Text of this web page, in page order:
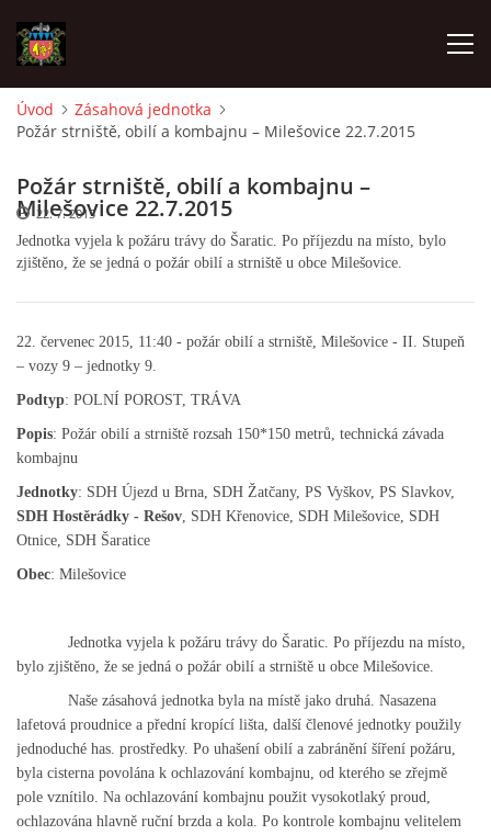
ÚVOD
O SBORU
POZVÁNKY
CO SE DĚLO?
MLADÍ HASIČI
ZÁSAHOVÁ JEDNOTKA
DRUŽSTVO MUŽŮ
VÝROČNÍ ZPRÁVY
DOTACE POSKYTNUTÁ Z ROZPOČTU JIHOMORAVSKÉHO
KRAJE
JEDNOTNÝ SYSTÉM VAROVÁNÍ A VYROZUMĚNÍ
Úvod
Zásahová jednotka
Požár strniště, obilí a kombajnu – Milešovice 22.7.2015
Požár strniště, obilí a kombajnu –
Milešovice 22.7.2015
Jednotka vyjela k požáru trávy do Šaratic. Po příjezdu na místo, bylo
zjištěno, že se jedná o požár obilí a strniště u obce Milešovice.
22. 7. 2015
22. červenec 2015, 11:40 - požár obilí a strniště, Milešovice - II. Stupeň
– vozy 9 – jednotky 9.
Podtyp: POLNÍ POROST, TRÁVA
Popis: Požár obilí a strniště rozsah 150*150 metrů, technická závada
kombajnu
Jednotky: SDH Újezd u Brna, SDH Žatčany, PS Vyškov, PS Slavkov,
SDH Hostěrádky - Rešov , SDH Křenovice, SDH Milešovice, SDH
Otnice, SDH Šaratice
Obec: Milešovice
Jednotka vyjela k požáru trávy do Šaratic. Po příjezdu na místo,
bylo zjištěno, že se jedná o požár obilí a strniště u obce Milešovice.
Naše zásahová jednotka byla na místě jako druhá. Nasazena
lafetová proudnice a přední kropící lišta, další členové jednotky použily
jednoduché has. prostředky. Po uhašení obilí a zabránění šíření požáru,
byla cisterna povolána k ochlazování kombajnu, od kterého se zřejmě
pole vznítilo. Na ochlazování kombajnu použit vysokotlaký proud,
ochlazována hlavně ruční brzda a kola. Po kontrole kombajnu velitelem